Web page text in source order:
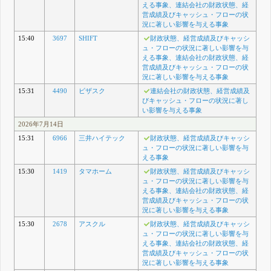
える事象、連結会社の財政状態、経
営成績及びキャッシュ・フローの状
況に著しい影響を与える事象
15:40
3697 SHIFT
財政状態、経営成績及びキャッシ
ュ・フローの状況に著しい影響を与
える事象、連結会社の財政状態、経
営成績及びキャッシュ・フローの状
況に著しい影響を与える事象
15:31
4490 ビザスク
連結会社の財政状態、経営成績及
びキャッシュ・フローの状況に著し
い影響を与える事象
2026年7月14日
15:31
6966 三井ハイテック
財政状態、経営成績及びキャッシ
ュ・フローの状況に著しい影響を与
える事象
15:30
1419 タマホーム
財政状態、経営成績及びキャッシ
ュ・フローの状況に著しい影響を与
える事象、連結会社の財政状態、経
営成績及びキャッシュ・フローの状
況に著しい影響を与える事象
15:30
2678 アスクル
財政状態、経営成績及びキャッシ
ュ・フローの状況に著しい影響を与
える事象、連結会社の財政状態、経
営成績及びキャッシュ・フローの状
況に著しい影響を与える事象